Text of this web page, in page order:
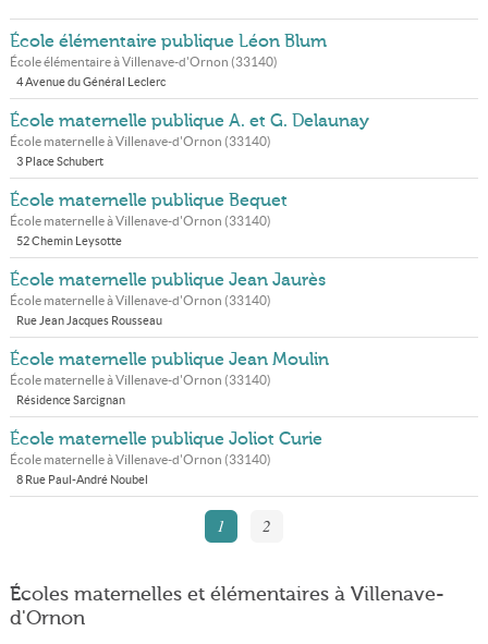
École élémentaire publique Léon Blum
École élémentaire àVillenave-d'Ornon (33140)
4 Avenue du Général Leclerc
École maternelle publique A. et G. Delaunay
École maternelle àVillenave-d'Ornon (33140)
3 Place Schubert
École maternelle publique Bequet
École maternelle àVillenave-d'Ornon (33140)
52 Chemin Leysotte
École maternelle publique Jean Jaurès
École maternelle àVillenave-d'Ornon (33140)
Rue Jean Jacques Rousseau
École maternelle publique Jean Moulin
École maternelle àVillenave-d'Ornon (33140)
Résidence Sarcignan
École maternelle publique Joliot Curie
École maternelle àVillenave-d'Ornon (33140)
8 Rue Paul-André Noubel
1 2
Écoles maternelles et élémentaires à Villenave-
d'Ornon